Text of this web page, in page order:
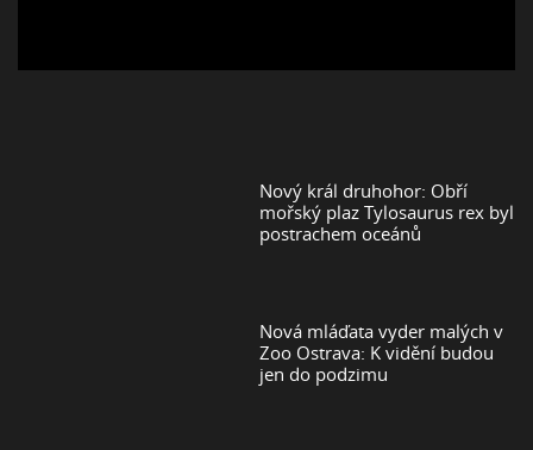
Nový král druhohor: Obří
mořský plaz Tylosaurus rex byl
postrachem oceánů
Nová mláďata vyder malých v
Zoo Ostrava: K vidění budou
jen do podzimu